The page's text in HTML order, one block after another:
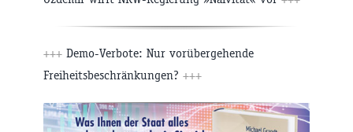
+++ Demo-Verbote: Nur vorübergehende
Freiheitsbeschränkungen? +++